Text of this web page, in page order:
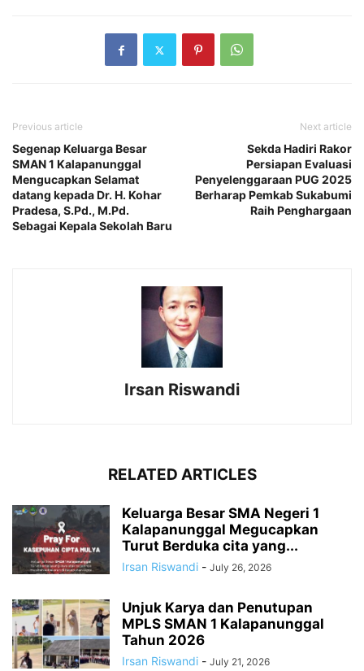
Previous article
Segenap Keluarga Besar
SMAN 1 Kalapanunggal
Mengucapkan Selamat
datang kepada Dr. H. Kohar
Pradesa, S.Pd., M.Pd.
Sebagai Kepala Sekolah Baru
Next article
Sekda Hadiri Rakor
Persiapan Evaluasi
Penyelenggaraan PUG 2025
Berharap Pemkab Sukabumi
Raih Penghargaan
Irsan Riswandi
RELATED ARTICLES
Keluarga Besar SMA Negeri 1
Kalapanunggal Megucapkan
Turut Berduka cita yang...
Irsan Riswandi - July 26, 2026
Unjuk Karya dan Penutupan
MPLS SMAN 1 Kalapanunggal
Tahun 2026
Irsan Riswandi - July 21, 2026